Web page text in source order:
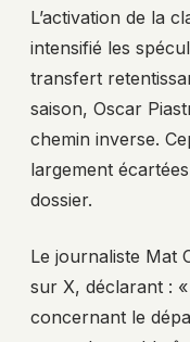
L’activation de la
intensifié les
transfert
saison, Oscar
chemin inverse.
largement
dossier.
Le journaliste Mat
sur X, déclarant :
concernant le